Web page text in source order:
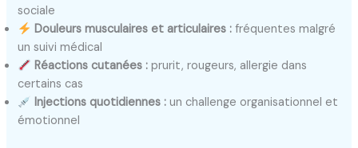
sociale
Douleurs musculaires et articulaires : fréquentes malgré
un suivi médical
Réactions cutanées : prurit, rougeurs, allergie dans
certains cas
Injections quotidiennes : un challenge organisationnel et
émotionnel